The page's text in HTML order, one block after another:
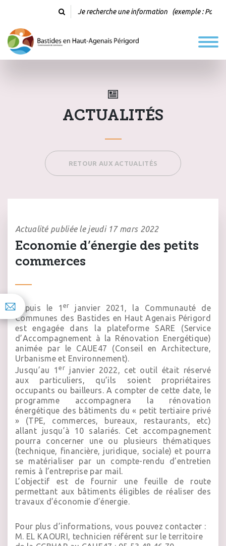
ACTUALITÉS
RETOUR AUX ACTUALITÉS
Actualité publiée le jeudi 17 mars 2022
Economie d’énergie des petits
commerces
Depuis le 1 er
janvier 2021, la Communauté de
Communes des Bastides en Haut Agenais Périgord
est engagée dans la plateforme SARE (Service
d’Accompagnement à la Rénovation Energétique)
animée par le CAUE47 (Conseil en Architecture,
Urbanisme et Environnement).
Jusqu’au 1er janvier 2022, cet outil était réservé
aux particuliers, qu’ils soient propriétaires
occupants ou bailleurs. A compter de cette date, le
programme accompagnera la rénovation
énergétique des bâtiments du « petit tertiaire privé
» (TPE, commerces, bureaux, restaurants, etc)
allant jusqu’à 10 salariés. Cet accompagnement
pourra concerner une ou plusieurs thématiques
(technique, financière, juridique, sociale) et pourra
se matérialiser par un compte-rendu d’entretien
remis à l’entreprise par mail.
L’objectif est de fournir une feuille de route
permettant aux bâtiments éligibles de réaliser des
travaux d’économie d’énergie.
Pour plus d’informations, vous pouvez contacter :
M. EL KAOURI, technicien référent sur le territoire